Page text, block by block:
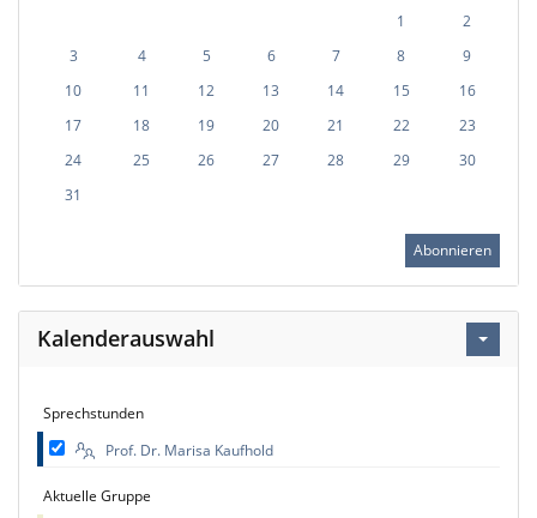
1
2
3
4 5 6 7 8
9
10
11 12 13 14 15
16
17
18 19 20 21 22
23
24
25 26 27 28 29
30
31
Abonnieren
Kalenderauswahl
Sprechstunden
Prof. Dr. Marisa Kaufhold
Aktuelle Gruppe